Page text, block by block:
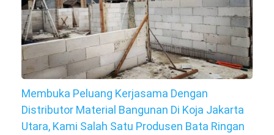
Membuka Peluang Kerjasama Dengan
Distributor Material Bangunan Di Koja Jakarta
Utara, Kami Salah Satu Produsen Bata Ringan